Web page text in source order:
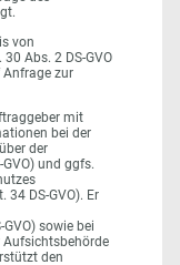
von
Abs. 2 DS-GVO
zur
mit
bei der
der
und ggfs.
34 DS-GVO). Er
sowie bei
den